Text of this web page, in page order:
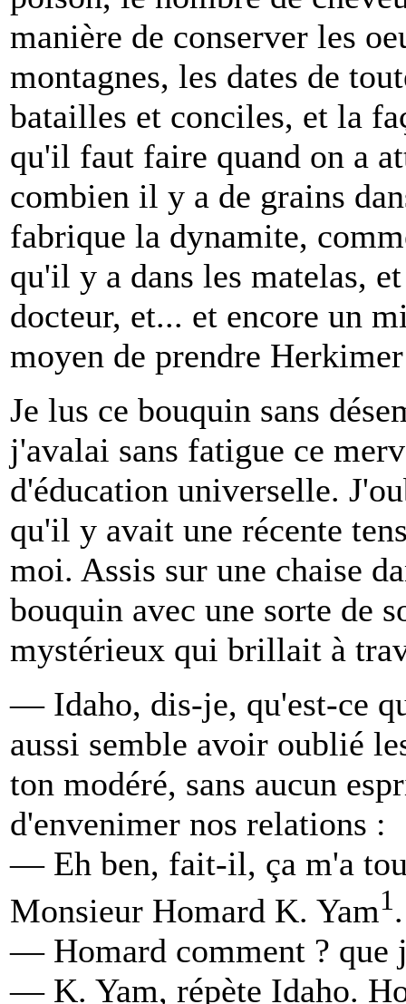
manière de conserver les
montagnes, les dates de
batailles et conciles, et la
qu'il faut faire quand on a
combien il y a de grains
fabrique la dynamite,
qu'il y a dans les matelas,
docteur, et... et encore un
moyen de prendre
Je lus ce bouquin sans
j'avalai sans fatigue ce
d'éducation universelle.
qu'il y avait une récente
moi. Assis sur une chaise
bouquin avec une sorte de
mystérieux qui brillait à
— Idaho, dis-je, qu'est-ce
aussi semble avoir oublié
ton modéré, sans aucun
d'envenimer nos relations :
— Eh ben, fait-il, ça m'a
Monsieur Homard K. Yam1
— Homard comment ? que
— K. Yam, répète Idaho.